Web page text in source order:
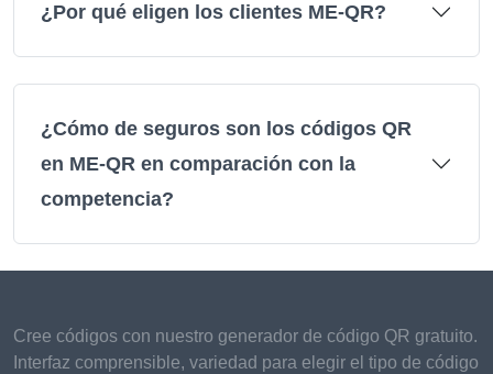
¿Por qué eligen los clientes ME-QR?
¿Cómo de seguros son los códigos QR
en ME-QR en comparación con la
competencia?
Cree códigos con nuestro generador de código QR gratuito.
Interfaz comprensible, variedad para elegir el tipo de código